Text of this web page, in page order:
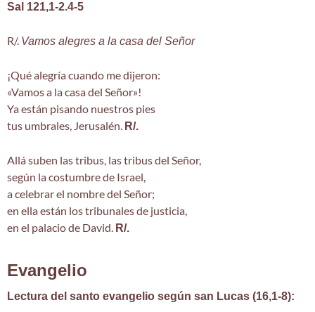
Sal 121,1-2.4-5
R/. Vamos alegres a la casa del Señor
¡Qué alegría cuando me dijeron:
«Vamos a la casa del Señor»!
Ya están pisando nuestros pies
tus umbrales, Jerusalén. R/.
Allá suben las tribus, las tribus del Señor,
según la costumbre de Israel,
a celebrar el nombre del Señor;
en ella están los tribunales de justicia,
en el palacio de David. R/.
Evangelio
Lectura del santo evangelio según san Lucas (16,1-8):